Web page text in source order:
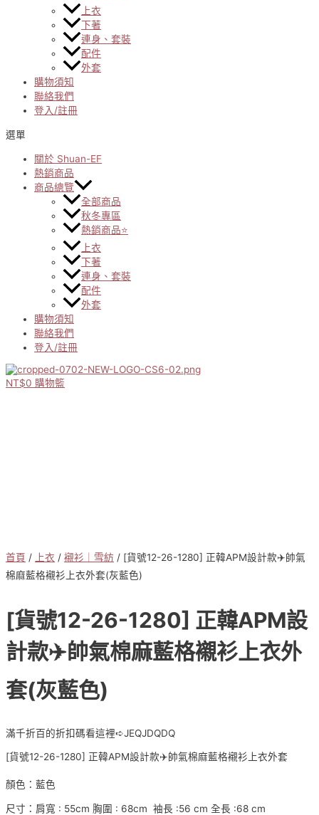
上衣
下著
連身、套裝
配件
外套
購物須知
聯絡我們
登入/註冊
選單
關於 Shuan-EF
熱銷商品
商品總覽
全部商品
秋冬專區
熱銷商品⭐
上衣
下著
連身、套裝
配件
外套
購物須知
聯絡我們
登入/註冊
NT$0 購物籃
首頁 / 上衣 / 襯衫｜雪紡 / [貨號12-26-1280] 正韓APM設計款✈️帥氣
棉麻藍格襯衫上衣外套(灰藍色)
[貨號12-26-1280] 正韓APM設
計款✈️帥氣棉麻藍格襯衫上衣外
套(灰藍色)
滿千折百的折扣碼看這裡➪JEQJDQDQ
[貨號12-26-1280] 正韓APM設計款✈️帥氣棉麻藍格襯衫上衣外套
顏色：藍色
尺寸：肩寬 : 55cm 胸圍 : 68cm 袖長 :56 cm 全長 :68 cm